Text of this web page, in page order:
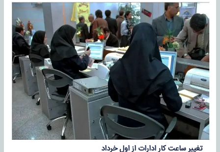
تغییر ساعت کار ادارات از اول خرداد